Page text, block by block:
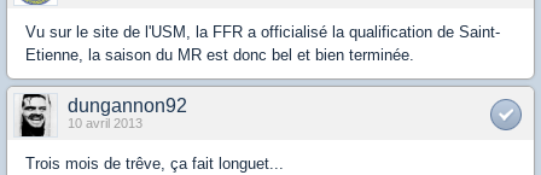
Vu sur le site de l'USM, la FFR a officialisé la qualification de Saint-
Etienne, la saison du MR est donc bel et bien terminée.
dungannon92
10 avril 2013
Trois mois de trêve, ça fait longuet...